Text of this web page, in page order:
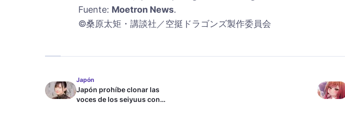
Fuente: Moetron News.
©桑原太矩・講談社／空挺ドラゴンズ製作委員会
Japón
Japón prohíbe clonar las
voces de los seiyuus con